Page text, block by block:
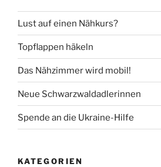
Lust auf einen Nähkurs?
Topflappen häkeln
Das Nähzimmer wird mobil!
Neue Schwarzwaldadlerinnen
Spende an die Ukraine-Hilfe
KATEGORIEN